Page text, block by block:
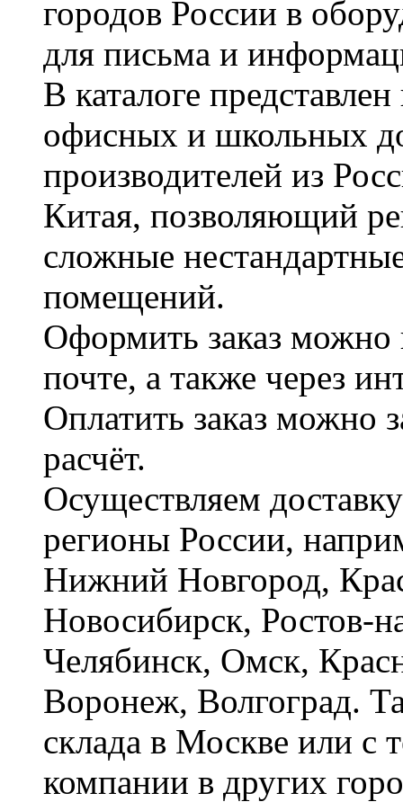
городов России в
для письма и
В каталоге
офисных и школьных
производителей из
Китая, позволяющий
сложные
помещений.
Оформить заказ можно
почте, а также через
Оплатить заказ можно
расчёт.
Осуществляем
регионы России,
Нижний Новгород,
Новосибирск, Ростов-
Челябинск, Омск,
Воронеж, Волгоград.
склада в Москве или с
компании в других